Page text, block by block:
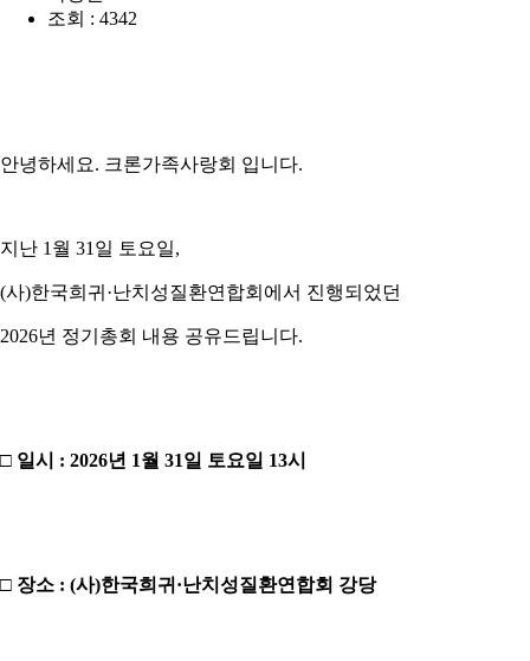
조회 : 4342
안녕하세요. 크론가족사랑회 입니다.
지난 1월 31일 토요일,
(사)한국희귀·난치성질환연합회에서 진행되었던
2026년 정기총회 내용 공유드립니다.
□ 일시 : 2026년 1월 31일 토요일 13시
□ 장소 : (사)한국희귀·난치성질환연합회 강당